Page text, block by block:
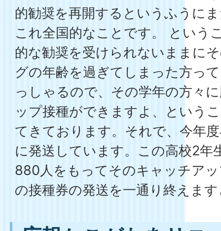
的勧奨を再開するというふうに
これ全国的なことです。 という
的な勧奨を受けられないままに
グの年齢を過ぎてしまった方っ
っしゃるので、その学年の方々
ップ接種ができますよ、という
てきております。それで、今年
に発送しています。この高校2年
880人をもってそのキャッチア
の接種券の発送を一通り終えま